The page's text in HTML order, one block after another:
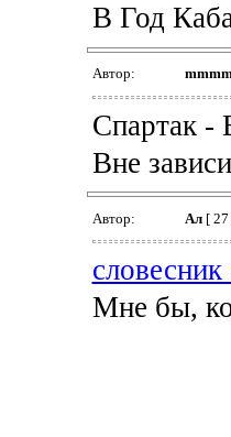
В Год
Автор:
Спартак -
Вне
Автор: Ал[ 27
Мне бы,